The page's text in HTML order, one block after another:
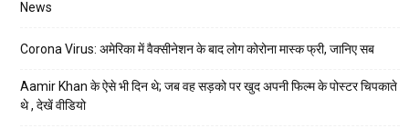
News
Corona Virus: अमेरिका में वैक्सीनेशन के बाद लोग कोरोना मास्क फ्री, जानिए सब
Aamir Khan के ऐसे भी दिन थे; जब वह सड़को पर खुद अपनी फिल्म के पोस्टर चिपकाते
थे , देखें वीडियो